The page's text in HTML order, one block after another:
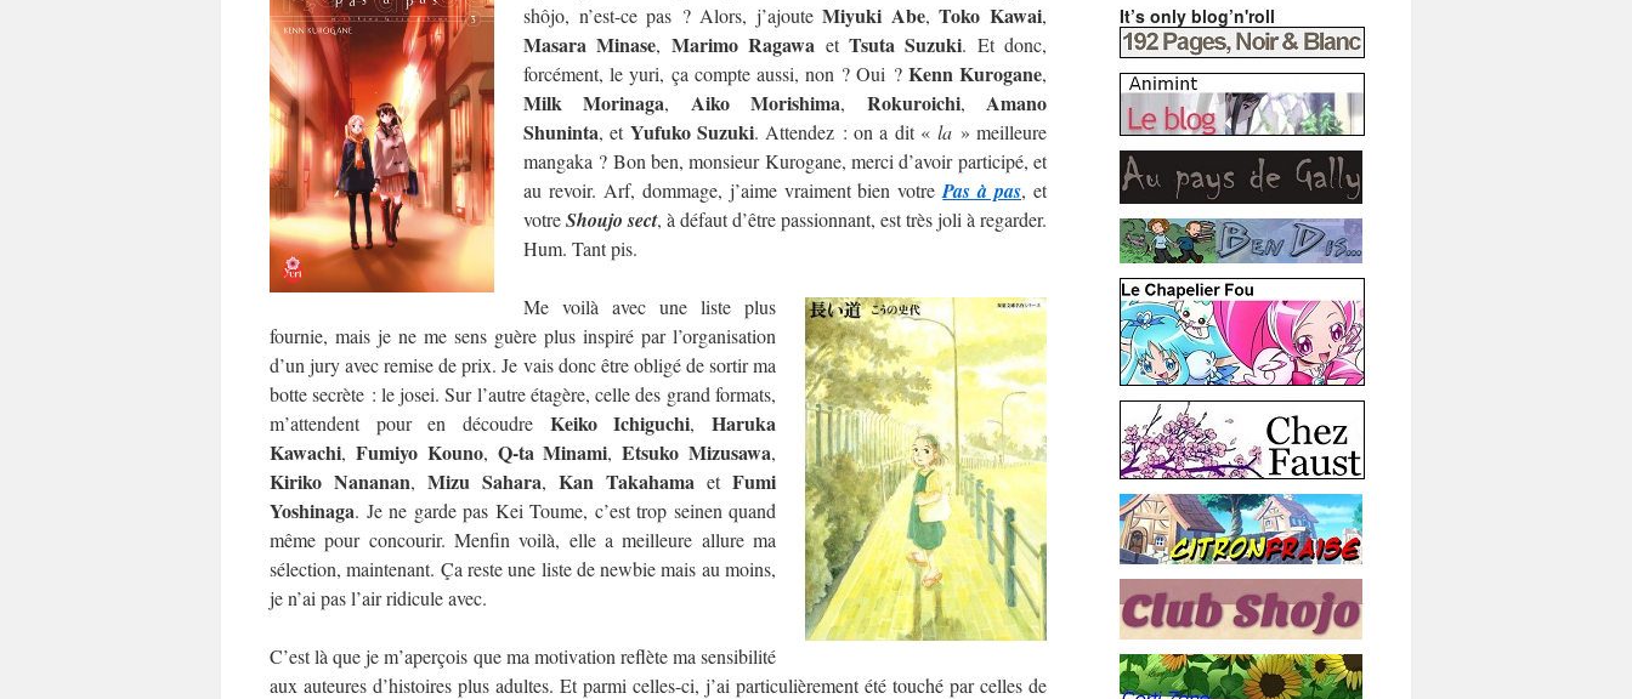
shôjo, n’est-ce pas ? Alors, j’ajouteMiyuki Abe,Toko Kawai,
Masara Minase, Marimo Ragawa et Tsuta Suzuki. Et donc,
forcément, le yuri, ça compte aussi, non ? Oui ? Kenn Kurogane,
Milk Morinaga, Aiko Morishima, Rokuroichi, Amano
Shuninta, et Yufuko Suzuki. Attendez : on a dit «la » meilleure
mangaka ? Bon ben, monsieur Kurogane, merci d’avoir participé, et
au revoir. Arf, dommage, j’aime vraiment bien votrePas à pas, et
votreShoujo sect, à défaut d’être passionnant, est très joli à regarder.
Hum. Tant pis.
Me voilà avec une liste plus
fournie, mais je ne me sens guère plus inspiré par l’organisation
d’un jury avec remise de prix. Je vais donc être obligé de sortir ma
botte secrète : le josei. Sur l’autre étagère, celle des grand formats,
m’attendent pour en découdre Keiko Ichiguchi,Haruka
Kawachi, Fumiyo Kouno, Q-ta Minami,Etsuko Mizusawa,
Kiriko Nananan, Mizu Sahara, Kan Takahama et Fumi
Yoshinaga. Je ne garde pas Kei Toume, c’est trop seinen quand
même pour concourir. Menfin voilà, elle a meilleure allure ma
sélection, maintenant. Ça reste une liste de newbie mais au moins,
je n’ai pas l’air ridicule avec.
C’est là que je m’aperçois que ma motivation reflète ma sensibilité
aux auteures d’histoires plus adultes. Et parmi celles-ci, j’ai particulièrement été touché par celles de
It’s only blog’n'roll